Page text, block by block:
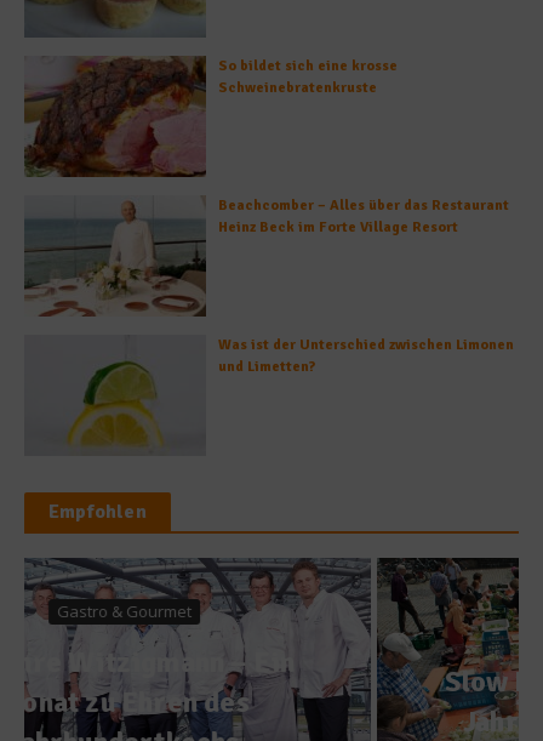
So bildet sich eine krosse
Schweinebratenkruste
Beachcomber – Alles über das Restaurant
Heinz Beck im Forte Village Resort
Was ist der Unterschied zwischen Limonen
und Limetten?
Empfohlen
Gesundes & Bio
Slow Food Deutschland – 20
Jahre für gute Ernährung